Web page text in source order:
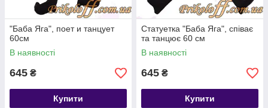
"Баба Яга", поет и танцует
60см
В наявності
645 ₴
Купити
Статуетка "Баба Яга", співає
та танцює 60 см
В наявності
645 ₴
Купити